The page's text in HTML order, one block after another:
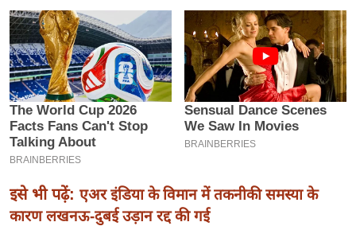
2
6
क्रा
इ
म
ई
-
पे
प
र
इसे भी पढ़ें: एअर इंडिया के विमान में तकनीकी समस्या के
कारण लखनऊ-दुबई उड़ान रद्द की गई